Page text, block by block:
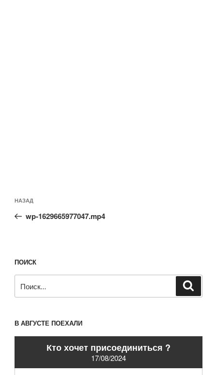
по
записям
Предыдущая
запись:
НАЗАД
wp-1629665977047.mp4
ПОИСК
В АВГУСТЕ ПОЕХАЛИ
Кто хочет присоединиться ?
17/08/2024